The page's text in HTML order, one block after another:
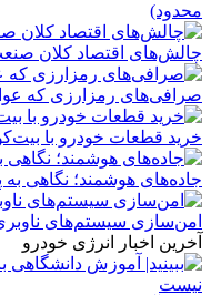
محدود)
چالش‌های اقتصاد کلان
صرافی‌های رمزارزی که
خرید قطعات خودرو با
جاده‌های هوشمند؛ نگاهی به
امن‌سازی سیستم‌های
آخرین اخبار انرژی خودرو